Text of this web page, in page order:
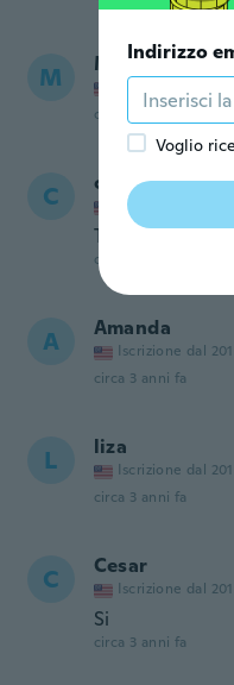
M Marion
Iscrizione dal 2022
circa 3 anni fa
C Iscrizione dal 2018
To big
circa 3 anni fa
A Amanda
Iscrizione dal
circa 3 anni fa
L liza
Iscrizione dal
circa 3 anni fa
C Cesar
Iscrizione dal
Si
circa 3 anni fa
Indirizzo
Voglio